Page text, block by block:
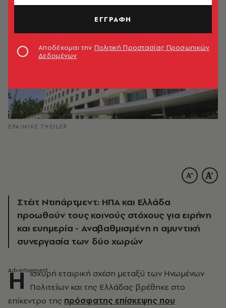
EPA/MIKE THEILER
Στέιτ Ντιπάρτμεντ: ΗΠΑ και Ελλάδα
προωθούν τους κοινούς στόχους για ειρήνη
και ευημερία - Αναβαθμισμένη η αμυντική
συνεργασία των δύο χωρών
Η ισχυρή εταιρική σχέση μεταξύ των Ηνωμένων
Πολιτείων και της Ελλάδας βρέθηκε στο
επίκεντρο της πρόσφατης επίσκεψης που
ΕΓΓΡΑΦΗ
Αποδέχομαι την Πολιτική Προστασίας Προσωπικών
Δεδομένων